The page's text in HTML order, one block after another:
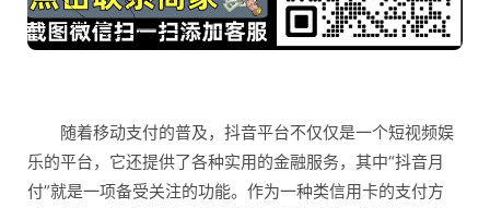
随着移动支付的普及，抖音平台不仅仅是一个短视频娱
乐的平台，它还提供了各种实用的金融服务，其中“抖音月
付”就是一项备受关注的功能。作为一种类信用卡的支付方